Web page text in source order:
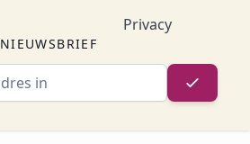
Privacy
NIEUWSBRIEF